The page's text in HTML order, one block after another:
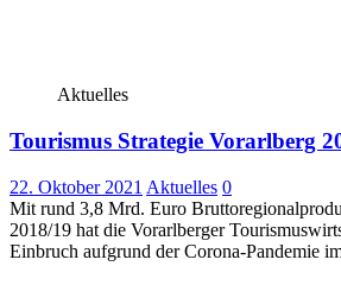
Aktuelles
Tourismus Strategie Vorarlberg
22. Oktober 2021 Aktuelles 0
Mit rund 3,8 Mrd. Euro
2018/19 hat die Vorarlberger
Einbruch aufgrund der Corona-Pandemie